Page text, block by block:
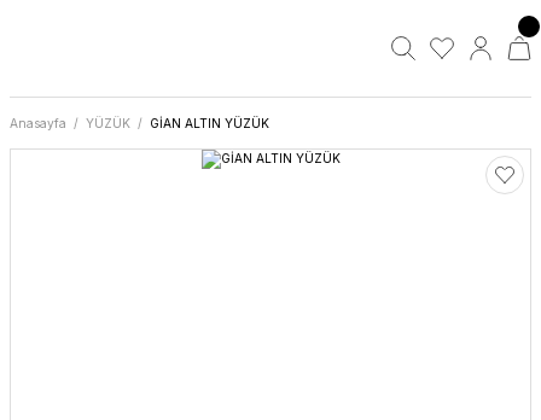
Anasayfa YÜZÜK GİAN ALTIN YÜZÜK